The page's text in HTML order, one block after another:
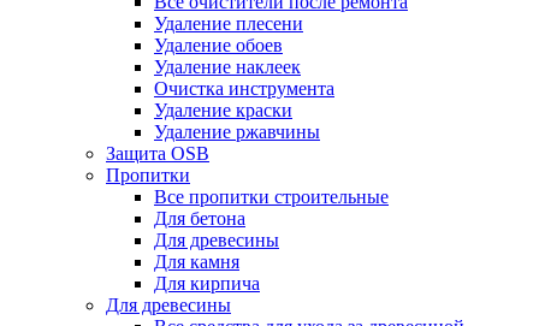
Удаление плесени
Удаление обоев
Удаление наклеек
Очистка инструмента
Удаление краски
Удаление ржавчины
Защита OSB
Пропитки
Все пропитки строительные
Для бетона
Для древесины
Для камня
Для кирпича
Для древесины